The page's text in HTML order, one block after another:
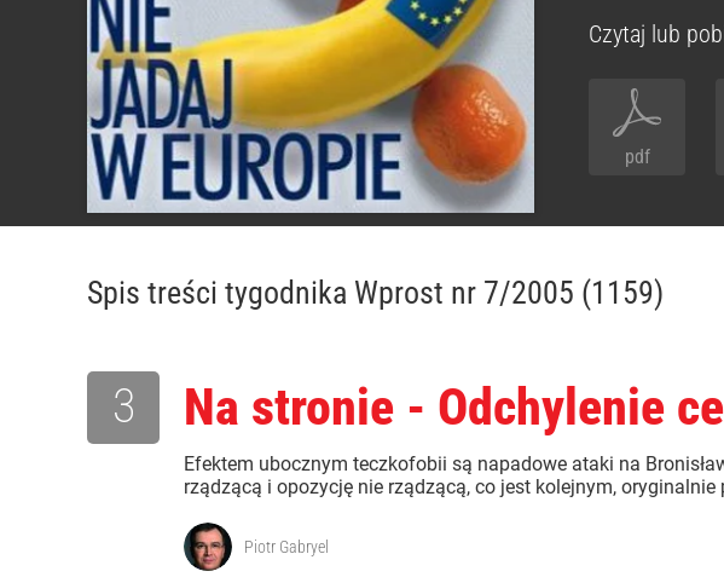
Czytaj lub
pdf
Spis treści tygodnika Wprost nr 7/2005 (1159)
Na stronie - Odchylenie
Efektem ubocznym teczkofobii są napadowe ataki na
rządzącą i opozycję nie rządzącą, co jest kolejnym,
3
Piotr Gabryel